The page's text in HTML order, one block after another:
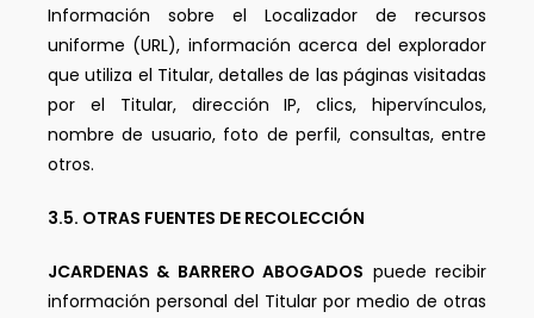
Información sobre el Localizador de recursos
uniforme (URL), información acerca del explorador
que utiliza el Titular, detalles de las páginas visitadas
por el Titular, dirección IP, clics, hipervínculos,
nombre de usuario, foto de perfil, consultas, entre
otros.
3.5. OTRAS FUENTES DE RECOLECCIÓN
JCARDENAS & BARRERO ABOGADOS puede recibir
información personal del Titular por medio de otras